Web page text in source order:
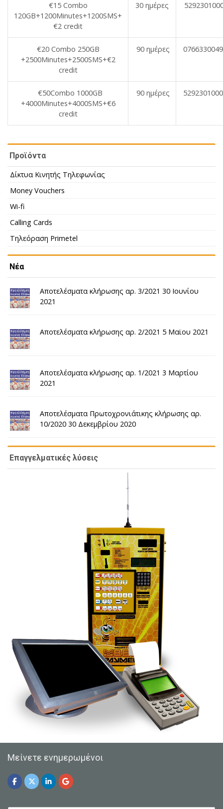
€15 Combo
120GB+1200Minutes+1200SMS+
€2 credit
30 ημέρες
€20 Combo 250GB
+2500Minutes+2500SMS+€2
credit
90 ημέρες
€50Combo 1000GB
+4000Minutes+4000SMS+€6
credit
90 ημέρες
Προϊόντα
Δίκτυα Κινητής Τηλεφωνίας
Money Vouchers
Wi-fi
Calling Cards
Τηλεόραση Primetel
Νέα
Αποτελέσματα κλήρωσης αρ. 3/2021 30 Ιουνίου
2021
Αποτελέσματα κλήρωσης αρ. 2/2021 5 Μαϊου 2021
Αποτελέσματα κλήρωσης αρ. 1/2021 3 Μαρτίου
2021
Αποτελέσματα Πρωτοχρονιάτικης κλήρωσης αρ.
10/2020 30 Δεκεμβρίου 2020
Επαγγελματικές λύσεις
Μείνετε ενημερωμένοι